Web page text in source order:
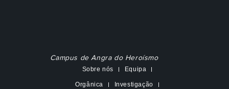
Campus de Angra do Heroísmo
Sobre nós
Equipa
Orgânica Investigação